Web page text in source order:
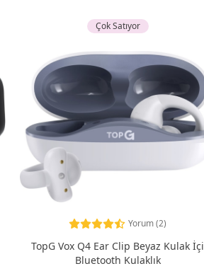
Çok Satıyor
Yorum (2)
TopG Vox Q4 Ear Clip Beyaz Kulak İçi
Bluetooth Kulaklık